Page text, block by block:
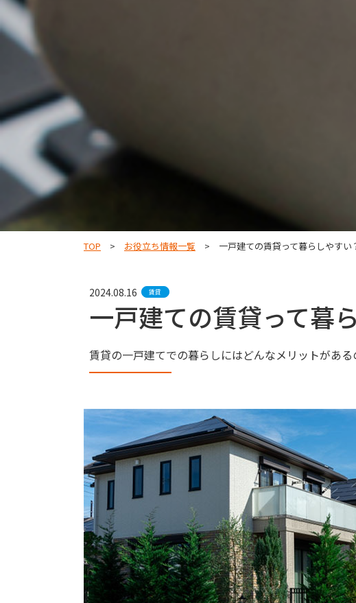
TOP お役立ち情報一覧 一戸建ての賃貸って暮らしやす
2024.08.16 賃貸
一戸建ての賃貸って暮
賃貸の一戸建てでの暮らしにはどんなメリットがあ